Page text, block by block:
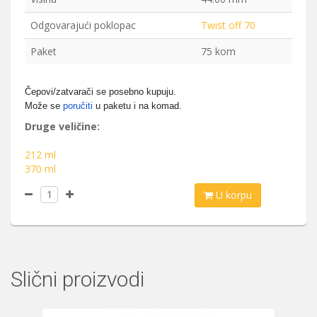
Odgovarajući poklopac
Twist off 70
Paket
75 kom
Čepovi/zatvarači se posebno kupuju.
Može se poručiti u paketu i na komad.
Druge veličine:
212 ml
370 ml
U korpu
Slični proizvodi